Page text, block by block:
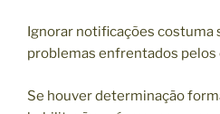
Ignorar notificações costuma
problemas enfrentados
Se houver determinação